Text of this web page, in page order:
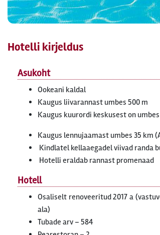
Hotelli kirjeldus
Asukoht
Ookeani kaldal
Kaugus liivarannast umbes 500 m
Kaugus kuurordi keskusest on
Kaugus lennujaamast umbes 35 km
Kindlatel kellaaegadel viivad randa
Hotelli eraldab rannast promenaad
Hotell
Osaliselt renoveeritud 2017 a
ala)
Tubade arv – 584